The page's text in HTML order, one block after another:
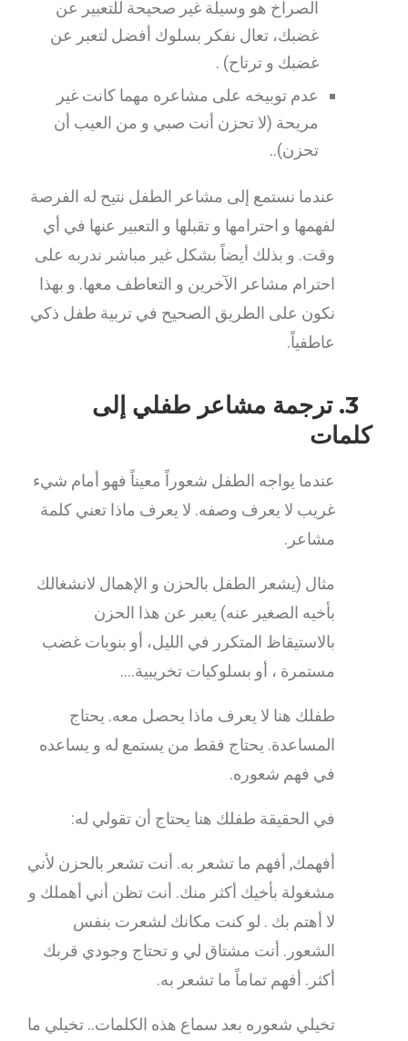
الصراخ هو وسيلة غير صحيحة للتعبير عن
غضبك، تعال نفكر بسلوك أفضل لتعبر عن
غضبك و ترتاح) .
عدم توبيخه على مشاعره مهما كانت غير
مريحة (لا تحزن أنت صبي و من العيب أن
تحزن)..
عندما نستمع إلى مشاعر الطفل نتيح له الفرصة
لفهمها و احترامها و تقبلها و التعبير عنها في أي
وقت. و بذلك أيضاً بشكل غير مباشر ندربه على
احترام مشاعر الآخرين و التعاطف معها. و بهذا
نكون على الطريق الصحيح في تربية طفل ذكي
عاطفياً.
3. ترجمة مشاعر طفلي إلى
كلمات
عندما يواجه الطفل شعوراً معيناً فهو أمام شيء
غريب لا يعرف وصفه. لا يعرف ماذا تعني كلمة
مشاعر.
مثال (يشعر الطفل بالحزن و الإهمال لانشغالك
بأخيه الصغير عنه) يعبر عن هذا الحزن
بالاستيقاظ المتكرر في الليل، أو بنوبات غضب
مستمرة ، أو بسلوكيات تخريبية….
طفلك هنا لا يعرف ماذا يحصل معه. يحتاج
المساعدة. يحتاج فقط من يستمع له و يساعده
في فهم شعوره.
في الحقيقة طفلك هنا يحتاج أن تقولي له:
أفهمك, أفهم ما تشعر به. أنت تشعر بالحزن لأني
مشغولة بأخيك أكثر منك. أنت تظن أني أهملك و
لا أهتم بك . لو كنت مكانك لشعرت بنفس
الشعور. أنت مشتاق لي و تحتاج وجودي قربك
أكثر. أفهم تماماً ما تشعر به.
تخيلي شعوره بعد سماع هذه الكلمات.. تخيلي ما